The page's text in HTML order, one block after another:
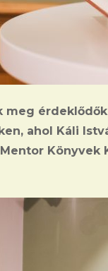
meg
ahol Káli